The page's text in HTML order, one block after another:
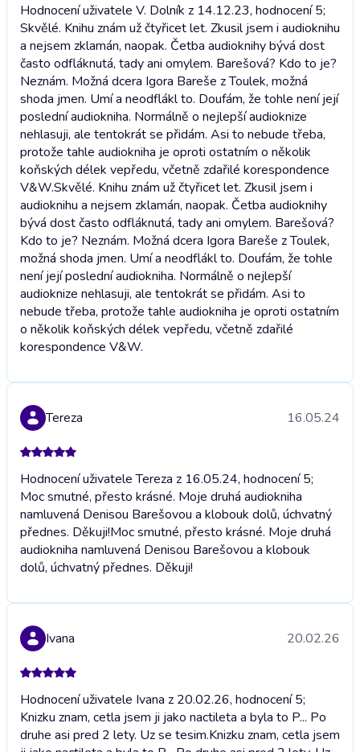
Hodnocení uživatele V. Dolník z 14.12.23, hodnocení 5;
Skvělé. Knihu znám už čtyřicet let. Zkusil jsem i audioknihu
a nejsem zklamán, naopak. Četba audioknihy bývá dost
často odfláknutá, tady ani omylem. Barešová? Kdo to je?
Neznám. Možná dcera Igora Bareše z Toulek, možná
shoda jmen. Umí a neodflákl to. Doufám, že tohle není její
poslední audiokniha. Normálně o nejlepší audioknize
nehlasuji, ale tentokrát se přidám. Asi to nebude třeba,
protože tahle audiokniha je oproti ostatním o několik
koňských délek vepředu, včetně zdařilé korespondence
V&W.Skvělé. Knihu znám už čtyřicet let. Zkusil jsem i
audioknihu a nejsem zklamán, naopak. Četba audioknihy
bývá dost často odfláknutá, tady ani omylem. Barešová?
Kdo to je? Neznám. Možná dcera Igora Bareše z Toulek,
možná shoda jmen. Umí a neodflákl to. Doufám, že tohle
není její poslední audiokniha. Normálně o nejlepší
audioknize nehlasuji, ale tentokrát se přidám. Asi to
nebude třeba, protože tahle audiokniha je oproti ostatním
o několik koňských délek vepředu, včetně zdařilé
korespondence V&W.
Tereza 16.05.24
Hodnocení uživatele Tereza z 16.05.24, hodnocení 5;
Moc smutné, přesto krásné. Moje druhá audiokniha
namluvená Denisou Barešovou a klobouk dolů, úchvatný
přednes. Děkuji!Moc smutné, přesto krásné. Moje druhá
audiokniha namluvená Denisou Barešovou a klobouk
dolů, úchvatný přednes. Děkuji!
Ivana 20.02.26
Hodnocení uživatele Ivana z 20.02.26, hodnocení 5;
Knizku znam, cetla jsem ji jako nactileta a byla to P... Po
druhe asi pred 2 lety. Uz se tesim.Knizku znam, cetla jsem